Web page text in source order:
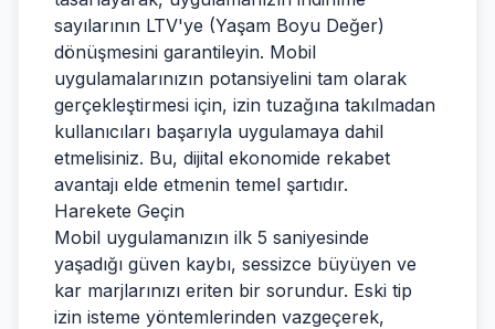
sayılarının LTV'ye (Yaşam Boyu Değer)
dönüşmesini garantileyin. Mobil
uygulamalarınızın potansiyelini tam olarak
gerçekleştirmesi için, izin tuzağına takılmadan
kullanıcıları başarıyla uygulamaya dahil
etmelisiniz. Bu, dijital ekonomide rekabet
avantajı elde etmenin temel şartıdır.
Harekete Geçin
Mobil uygulamanızın ilk 5 saniyesinde
yaşadığı güven kaybı, sessizce büyüyen ve
kar marjlarınızı eriten bir sorundur. Eski tip
izin isteme yöntemlerinden vazgeçerek,